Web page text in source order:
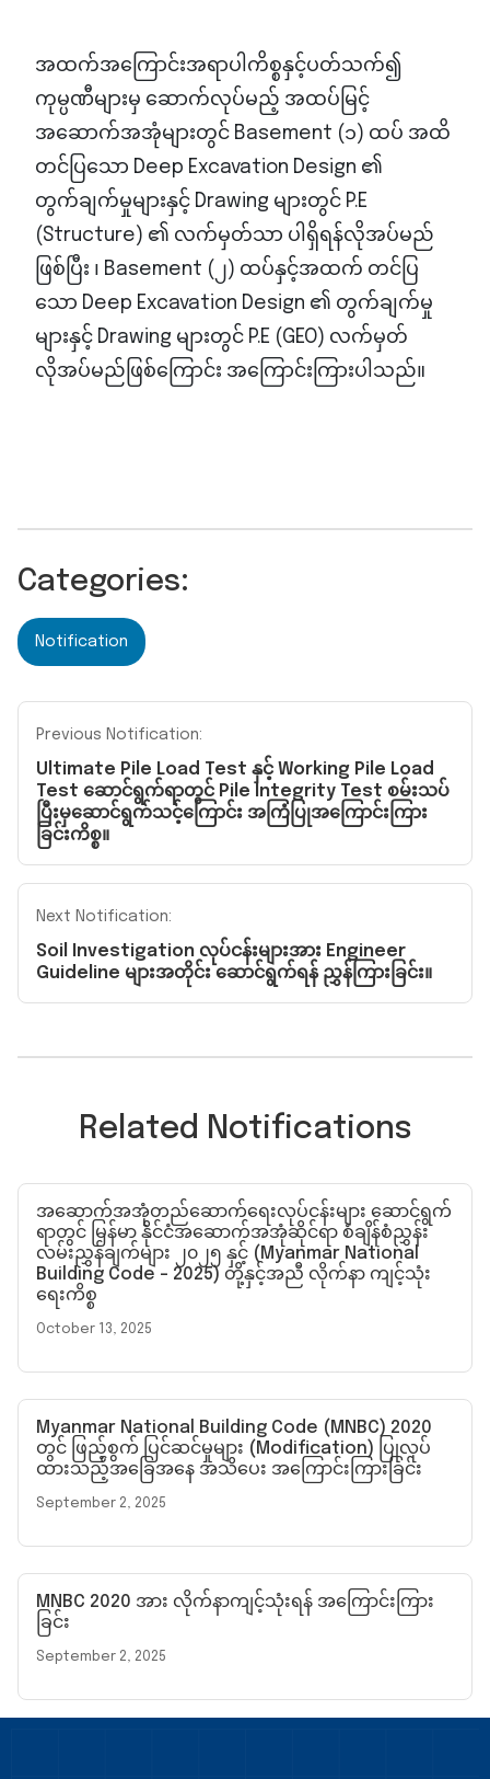
အထက်အကြောင်းအရာပါကိစ္စနှင့်ပတ်သက်၍
ကုမ္ပဏီများမှ ဆောက်လုပ်မည့် အထပ်မြင့်
အဆောက်အအုံများတွင် Basement (၁) ထပ် အထိ
တင်ပြသော Deep Excavation Design ၏
တွက်ချက်မှုများနှင့် Drawing များတွင် P.E
(Structure) ၏ လက်မှတ်သာ ပါရှိရန်လိုအပ်မည်
ဖြစ်ပြီး ၊ Basement (၂) ထပ်နှင့်အထက် တင်ပြ
သော Deep Excavation Design ၏ တွက်ချက်မှု
များနှင့် Drawing များတွင် P.E (GEO) လက်မှတ်
လိုအပ်မည်ဖြစ်ကြောင်း အကြောင်းကြားပါသည်။
Categories:
Notification
Previous Notification:
Ultimate Pile Load Test နှင့် Working Pile Load
Test ဆောင်ရွက်ရာတွင် Pile Integrity Test စမ်းသပ်
ပြီးမှဆောင်ရွက်သင့်ကြောင်း အကြံပြုအကြောင်းကြား
ခြင်းကိစ္စ။
Next Notification:
Soil Investigation လုပ်ငန်းများအား Engineer
Guideline များအတိုင်း ဆောင်ရွက်ရန် ညွှန်ကြားခြင်း။
Related Notifications
အဆောက်အအုံတည်ဆောက်ရေးလုပ်ငန်းများ ဆောင်ရွက်
ရာတွင် မြန်မာ နိုင်ငံအဆောက်အအုံဆိုင်ရာ စံချိန်စံညွှန်း
လမ်းညွှန်ချက်များ ၂၀၂၅ နှင့် (Myanmar National
Building Code – 2025) တို့နှင့်အညီ လိုက်နာ ကျင့်သုံး
ရေးကိစ္စ
October 13, 2025
Myanmar National Building Code (MNBC) 2020
တွင် ဖြည့်စွက် ပြင်ဆင်မှုများ (Modification) ပြုလုပ်
ထားသည့်အခြေအနေ အသိပေး အကြောင်းကြားခြင်း
September 2, 2025
MNBC 2020 အား လိုက်နာကျင့်သုံးရန် အကြောင်းကြား
ခြင်း
September 2, 2025